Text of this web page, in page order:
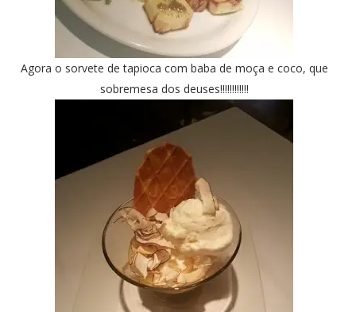
Agora o sorvete de tapioca com baba de moça e coco, que
sobremesa dos deuses!!!!!!!!!!!!